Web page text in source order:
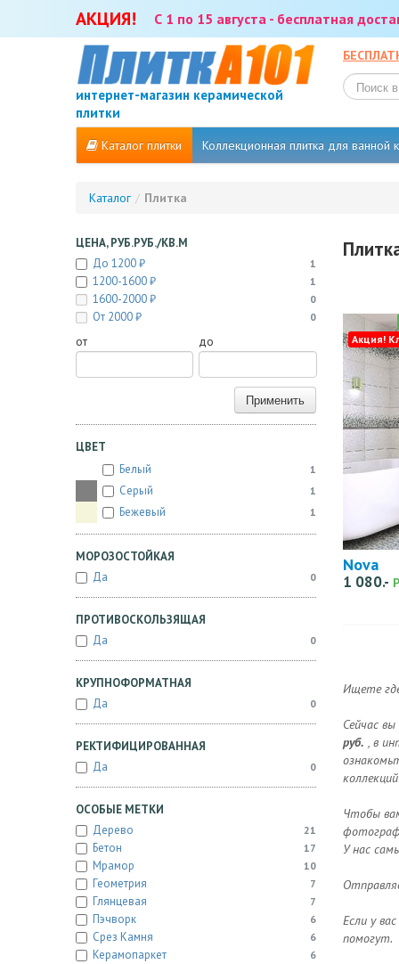
АКЦИЯ! С 1 по 15 августа - бесплатная
интернет-магазин керамической
плитки
Каталог плитки Коллекционная плитка для ванной
Каталог / Плитка
ЦЕНА, РУБ.РУБ./КВ.М
До 1200 ₽
1
1200-1600 ₽ 1
1600-2000 ₽ 0
От 2000 ₽ 0
от до
Применить
ЦВЕТ
Белый
1
Серый 1
Бежевый 1
МОРОЗОСТОЙКАЯ
Да
0
ПРОТИВОСКОЛЬЗЯЩАЯ
Да
0
КРУПНОФОРМАТНАЯ
Да
0
РЕКТИФИЦИРОВАННАЯ
Да
0
ОСОБЫЕ МЕТКИ
Дерево
21
Бетон 17
Мрамор 10
Геометрия 7
Глянцевая 7
Пэчворк 6
Срез Камня 6
Керамопаркет 6
Nova
1 080.-
Акция!
Ищете
Сейчас
руб. , в
Чтобы
У нас
Если у
помогут.